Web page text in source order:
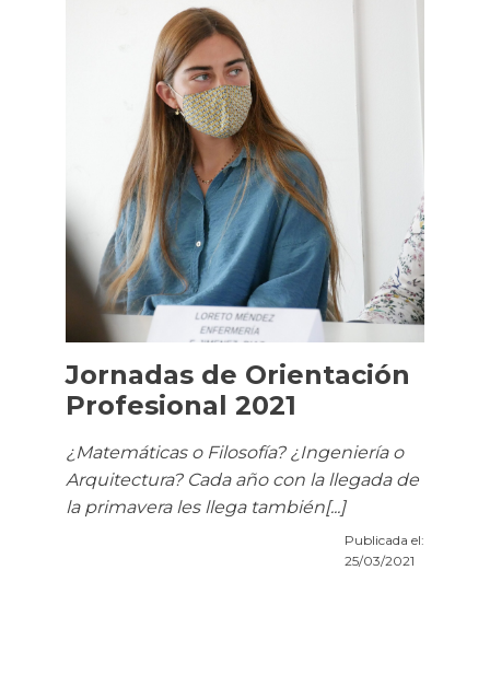
Jornadas de Orientación
Profesional 2021
¿Matemáticas o Filosofía? ¿Ingeniería o
Arquitectura? Cada año con la llegada de
la primavera les llega también[...]
Publicada el:
25/03/2021